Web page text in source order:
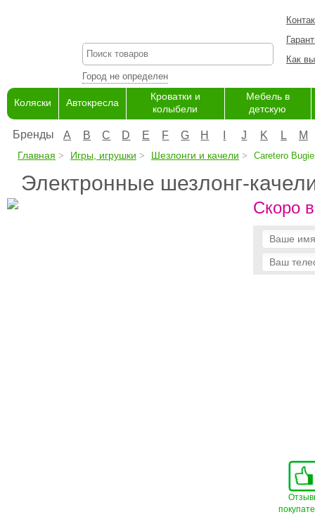
Город не определен
Как
Коляски Автокресла
Кроватки и
колыбели
Мебель в
детскую
Бренды A B C D E F G H J K L M
Главная Игры, игрушки Шезлонги и качели Caretero
Электронные шезлонг-
Скоро